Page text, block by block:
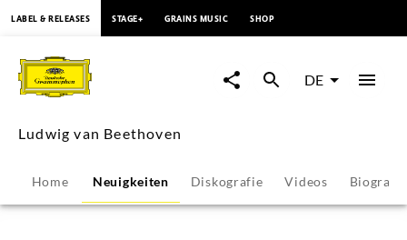
BeethovenNacht
Der
Livestream
zum
LABEL & RELEASES STAGE+ GRAINS MUSIC SHOP
DE
Ludwig van Beethoven
Home Neuigkeiten Diskografie Videos Biografie